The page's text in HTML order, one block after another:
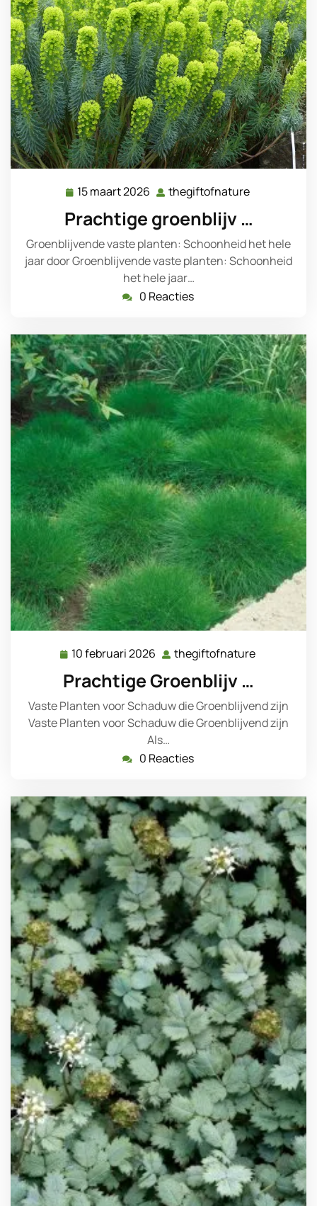
15 maart 2026 15
2026
thegiftofnature
Prachtige groenblijv …
Groenblijvende vaste planten: Schoonheid het hele
jaar door Groenblijvende vaste planten: Schoonheid
het hele jaar…
0 Reacties
10 februari 2026 10
februari
2026
thegiftofnature
Prachtige Groenblijv …
Vaste Planten voor Schaduw die Groenblijvend zijn
Vaste Planten voor Schaduw die Groenblijvend zijn
Als…
0 Reacties